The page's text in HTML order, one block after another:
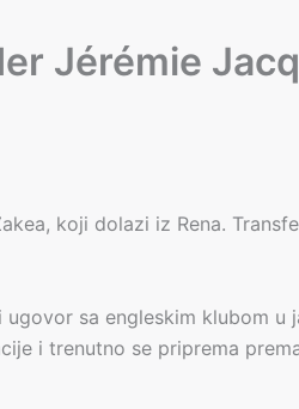
Jérémie
koji dolazi iz Rena.
sa engleskim klubom u
i trenutno se priprema